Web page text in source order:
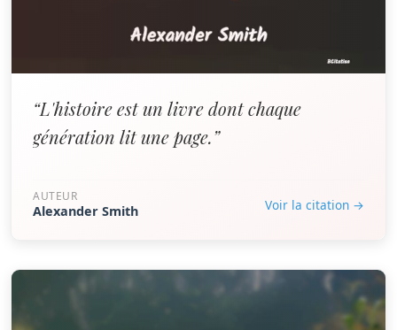
“L'histoire est un livre dont chaque
génération lit une page.”
AUTEUR
Alexander Smith Voir la citation →